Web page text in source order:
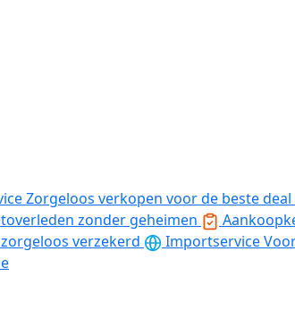
Zorgeloos verkopen voor de beste deal
zonder geheimen
verzekerd Importservice